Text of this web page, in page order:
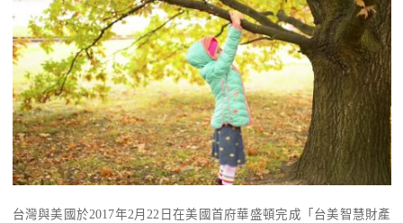
台灣與美國於2017年2月22日在美國首府華盛頓完成「台美智慧財產